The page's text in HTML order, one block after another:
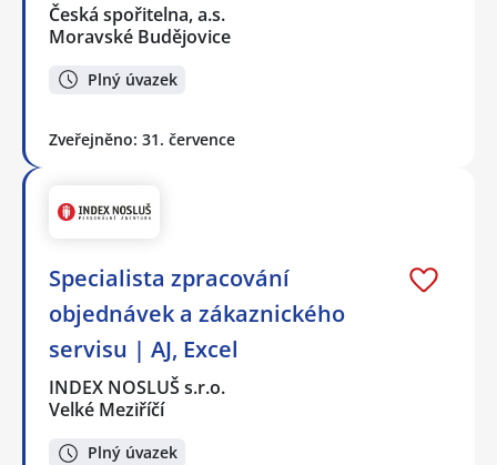
Česká spořitelna, a.s.
Moravské Budějovice
Plný úvazek
Zveřejněno: 31. července
Specialista zpracování
objednávek a zákaznického
servisu | AJ, Excel
INDEX NOSLUŠ s.r.o.
Velké Meziříčí
Plný úvazek